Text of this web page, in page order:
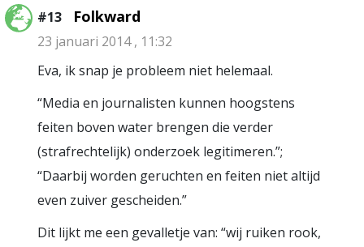
#13 Folkward
23 januari 2014 , 11:32
Eva, ik snap je probleem niet helemaal.
“Media en journalisten kunnen hoogstens
feiten boven water brengen die verder
(strafrechtelijk) onderzoek legitimeren.”;
“Daarbij worden geruchten en feiten niet altijd
even zuiver gescheiden.”
Dit lijkt me een gevalletje van: “wij ruiken rook,